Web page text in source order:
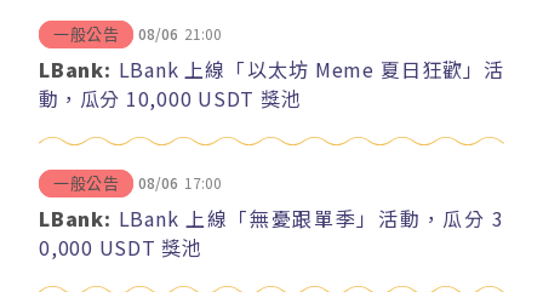
一般公告 08/06 21:00
LBank: LBank 上線「以太坊 Meme 夏日狂歡」活
動，瓜分 10,000 USDT 獎池
一般公告 08/06 17:00
LBank: LBank 上線「無憂跟單季」活動，瓜分 3
0,000 USDT 獎池